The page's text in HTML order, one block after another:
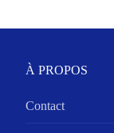
À PROPOS
Contact